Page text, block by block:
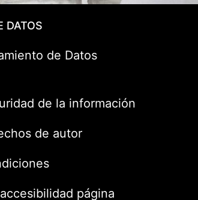
DATOS
de Datos
de la información
de autor
página